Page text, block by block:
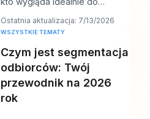
kontaktu. Może to rekruter w
firmie, do której
Ostatnia aktualizacja: 7/13/2026
WSZYSTKIE TEMATY
Czym jest segmentacja
odbiorców: Twój
przewodnik na 2026
rok